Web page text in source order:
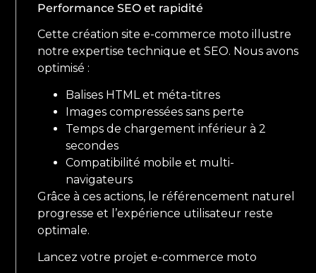
Performance SEO et rapidité
Cette création site e-commerce moto illustre
notre expertise technique et SEO. Nous avons
optimisé :
Balises HTML et méta-titres
Images compressées sans perte
Temps de chargement inférieur à 2
secondes
Compatibilité mobile et multi-
navigateurs
Grâce à ces actions, le référencement naturel
progresse et l’expérience utilisateur reste
optimale.
Lancez votre projet e-commerce moto